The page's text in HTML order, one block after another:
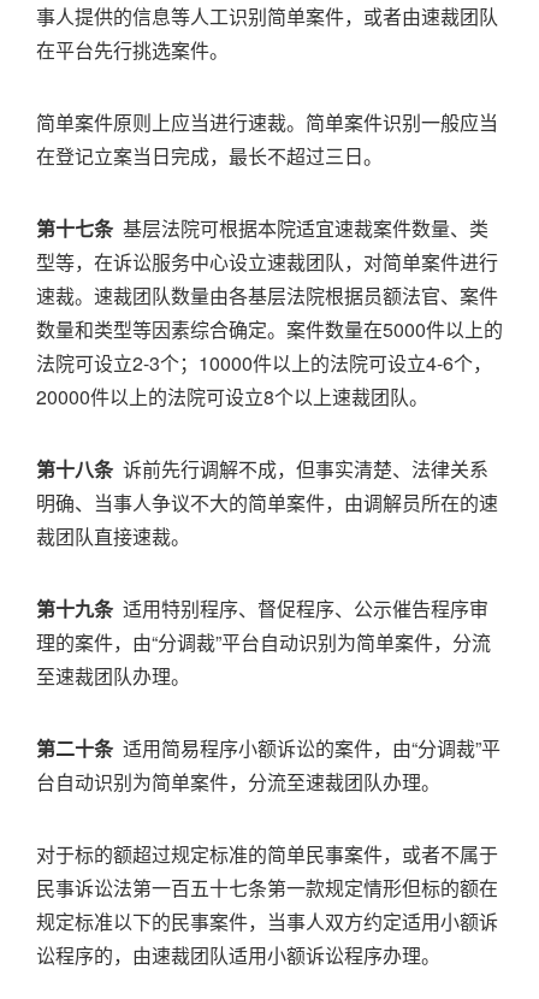
事人提供的信息等人工识别简单案件，或者由速裁团队
在平台先行挑选案件。
简单案件原则上应当进行速裁。简单案件识别一般应当
在登记立案当日完成，最长不超过三日。
第十七条基层法院可根据本院适宜速裁案件数量、类
型等，在诉讼服务中心设立速裁团队，对简单案件进行
速裁。速裁团队数量由各基层法院根据员额法官、案件
数量和类型等因素综合确定。案件数量在5000件以上的
法院可设立2-3个；10000件以上的法院可设立4-6个，
20000件以上的法院可设立8个以上速裁团队。
第十八条诉前先行调解不成，但事实清楚、法律关系
明确、当事人争议不大的简单案件，由调解员所在的速
裁团队直接速裁。
第十九条适用特别程序、督促程序、公示催告程序审
理的案件，由“分调裁”平台自动识别为简单案件，分流
至速裁团队办理。
第二十条适用简易程序小额诉讼的案件，由“分调裁”平
台自动识别为简单案件，分流至速裁团队办理。
对于标的额超过规定标准的简单民事案件，或者不属于
民事诉讼法第一百五十七条第一款规定情形但标的额在
规定标准以下的民事案件，当事人双方约定适用小额诉
讼程序的，由速裁团队适用小额诉讼程序办理。